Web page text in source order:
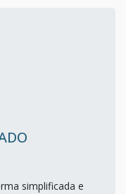
simplificada e